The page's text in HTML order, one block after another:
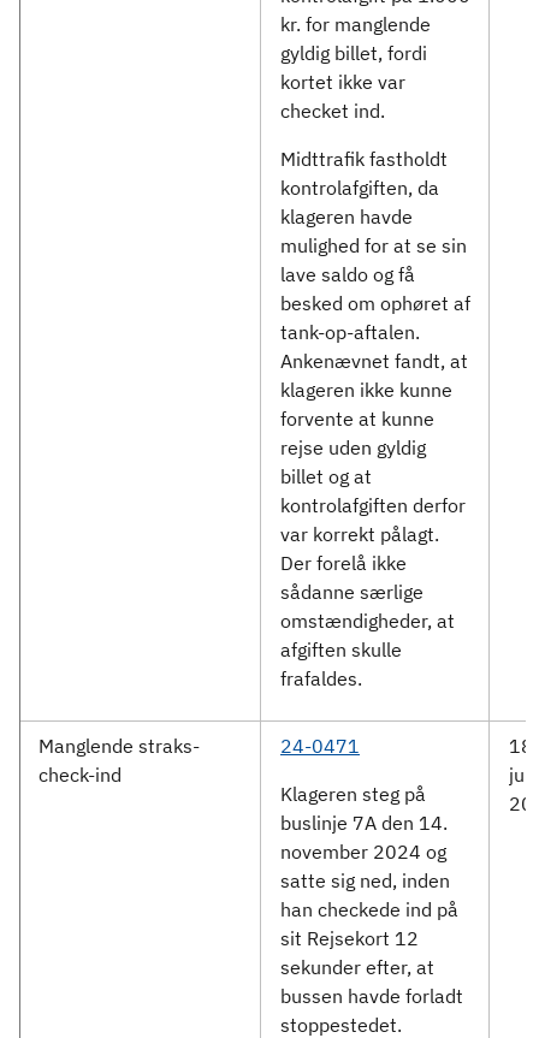
kr. for manglende
gyldig billet, fordi
kortet ikke var
checket ind.
Midttrafik fastholdt
kontrolafgiften, da
klageren havde
mulighed for at se sin
lave saldo og få
besked om ophøret af
tank-op-aftalen.
Ankenævnet fandt, at
klageren ikke kunne
forvente at kunne
rejse uden gyldig
billet og at
kontrolafgiften derfor
var korrekt pålagt.
Der forelå ikke
sådanne særlige
omstændigheder, at
afgiften skulle
frafaldes.
Manglende straks-
check-ind
24-0471
Klageren steg på
buslinje 7A den 14.
november 2024 og
satte sig ned, inden
han checkede ind på
sit Rejsekort 12
sekunder efter, at
bussen havde forladt
stoppestedet.
18.
juni